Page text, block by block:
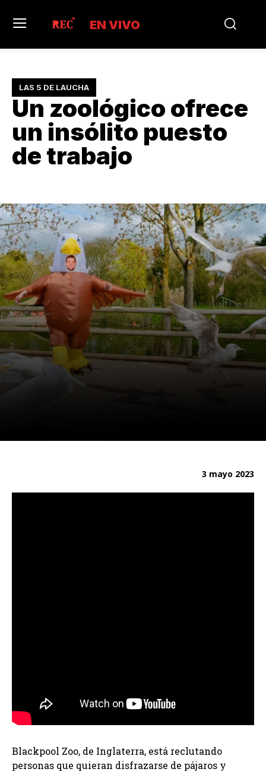
EN VIVO
LAS 5 DE LAUCHA
Un zoológico ofrece
un insólito puesto
de trabajo
3 mayo 2023
Blackpool Zoo, de Inglaterra, está reclutando
personas que quieran disfrazarse de pájaros y